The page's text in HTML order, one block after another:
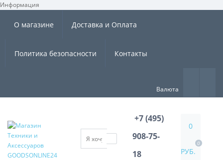
Информация ×
О магазине Доставка и Оплата
Политика безопасности Контакты
Валюта
+7 (495)
908-75-
18
0
РУБ.
0